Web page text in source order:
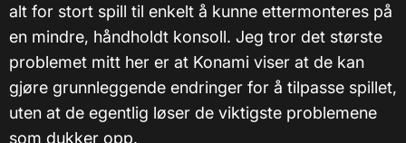
alt for stort spill til enkelt å kunne ettermonteres på
en mindre, håndholdt konsoll. Jeg tror det største
problemet mitt her er at Konami viser at de kan
gjøre grunnleggende endringer for å tilpasse spillet,
uten at de egentlig løser de viktigste problemene
som dukker opp.